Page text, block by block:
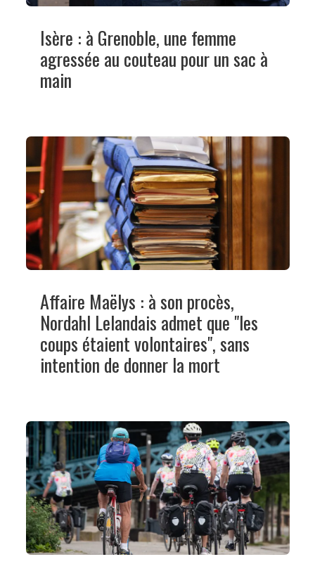
Isère : à Grenoble, une femme
agressée au couteau pour un sac à
main
Affaire Maëlys : à son procès,
Nordahl Lelandais admet que "les
coups étaient volontaires", sans
intention de donner la mort